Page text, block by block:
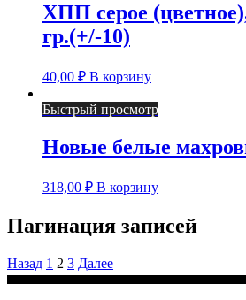
ХПП серое
гр.(+/-10)
40,00 ₽ В корзину
Быстрый просмотр
Новые белые
318,00 ₽ В корзину
Пагинация записей
Назад 1 2 3 Далее